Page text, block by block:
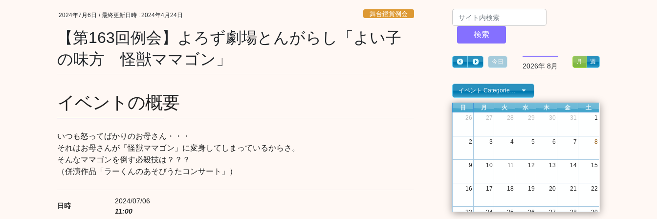
2024年7月6日 / 最終更新日時 : 2024年4月24日 舞台鑑賞例会
【第163回例会】よろず劇場とんがらし「よい子
の味方 怪獣ママゴン」
イベントの概要
いつも怒ってばかりのお母さん・・・
それはお母さんが「怪獣ママゴン」に変身してしまっているからさ。
そんなママゴンを倒す必殺技は？？？
（併演作品「ラーくんのあそびうたコンサート」）
日時
2024/07/06
11:00
検索
今日 月 週
2026年 8月
イベント Categories一覧
日 月 火 水 木 金
土
26
27 28 29 30 31 1
2 3 4 5 6 7 8
9 10 11 12 13 14 15
16 17 18 19 20 21 22
23 24 25 26 27 28 29